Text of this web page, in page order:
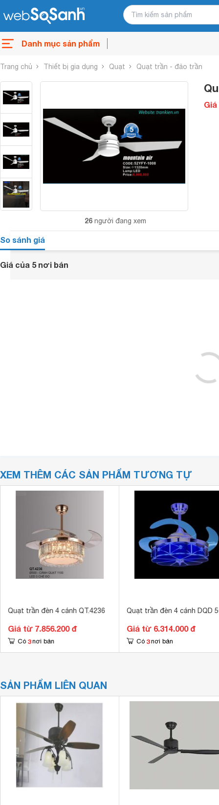
Danh mục sản phẩm
Trang chủ Thiết bị gia dụng Quạt Quạt trần - đảo trần
26 người đang xem
Giá
So sánh giá
Giá của 5 nơi bán
XEM THÊM CÁC SẢN PHẨM TƯƠNG TỰ
Quạt trần đèn 4 cánh QT.4236
Giá từ 7.856.200 đ
Có 3 nơi bán
Quạt trần đèn 4 cánh DQD
Giá từ 6.314.000 đ
Có 3 nơi bán
SẢN PHẨM LIÊN QUAN